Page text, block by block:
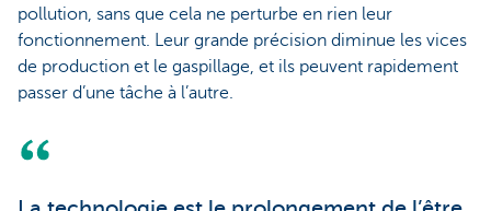
pollution, sans que cela ne perturbe en rien leur
fonctionnement. Leur grande précision diminue les vices
de production et le gaspillage, et ils peuvent rapidement
passer d’une tâche à l’autre.